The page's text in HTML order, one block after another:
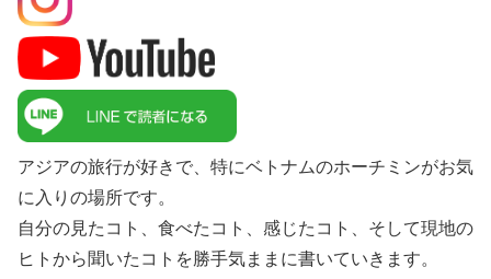
アジアの旅行が好きで、特にベトナムのホーチミンがお気
に入りの場所です。
自分の見たコト、食べたコト、感じたコト、そして現地の
ヒトから聞いたコトを勝手気ままに書いていきます。